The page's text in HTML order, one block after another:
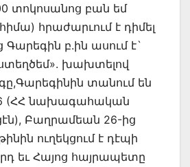
տոկոսանոց բան եմ
հրաժարւում է դիմել
Գարեգին բ.ին ասում է`
խախտելով
տանում են
(ՀՀ նախագահական
Բաղրամեան 26-ից
ուղեկցում է դէպի
եւ Հայոց հայրապետը